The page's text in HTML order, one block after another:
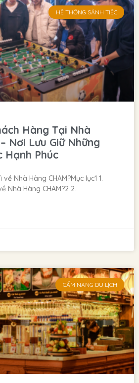
HỆ THỐNG SẢNH TIỆC
Hàng Tại Nhà
Nơi Lưu Giữ Những
Hạnh Phúc
Nhà Hàng CHAM?Mục lục1 1.
Nhà Hàng CHAM?2 2.
CẨM NANG DU LỊCH